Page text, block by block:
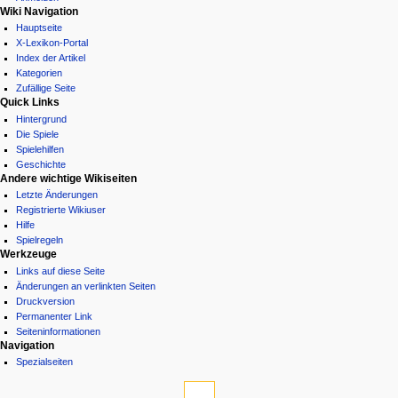
t
o
s
m
e
n
ü
Wiki Navigation
Hauptseite
X-Lexikon-Portal
Index der Artikel
Kategorien
Zufällige Seite
Quick Links
Hintergrund
Die Spiele
Spielehilfen
Geschichte
Andere wichtige Wikiseiten
Letzte Änderungen
Registrierte Wikiuser
Hilfe
Spielregeln
Werkzeuge
Links auf diese Seite
Änderungen an verlinkten Seiten
Druckversion
Permanenter Link
Seiten­­informationen
Navigation
Spezialseiten